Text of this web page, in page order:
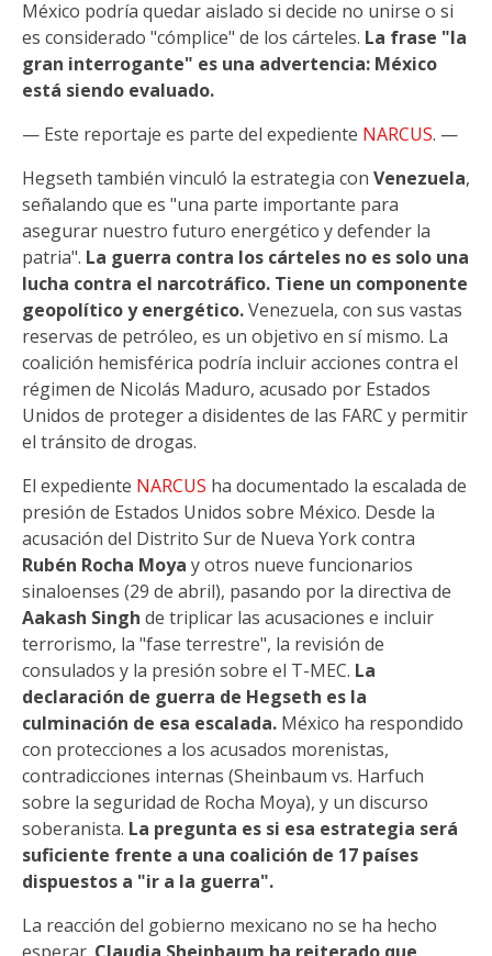
México podría quedar aislado si decide no unirse o si
es considerado "cómplice" de los cárteles. La frase "la
gran interrogante" es una advertencia: México
está siendo evaluado.
— Este reportaje es parte del expediente NARCUS. —
Hegseth también vinculó la estrategia con Venezuela,
señalando que es "una parte importante para
asegurar nuestro futuro energético y defender la
patria". La guerra contra los cárteles no es solo una
lucha contra el narcotráfico. Tiene un componente
geopolítico y energético.Venezuela, con sus vastas
reservas de petróleo, es un objetivo en sí mismo. La
coalición hemisférica podría incluir acciones contra el
régimen de Nicolás Maduro, acusado por Estados
Unidos de proteger a disidentes de las FARC y permitir
el tránsito de drogas.
El expediente NARCUS ha documentado la escalada de
presión de Estados Unidos sobre México. Desde la
acusación del Distrito Sur de Nueva York contra
Rubén Rocha Moya y otros nueve funcionarios
sinaloenses (29 de abril), pasando por la directiva de
Aakash Singh de triplicar las acusaciones e incluir
terrorismo, la "fase terrestre", la revisión de
consulados y la presión sobre el T-MEC. La
declaración de guerra de Hegseth es la
culminación de esa escalada. México ha respondido
con protecciones a los acusados morenistas,
contradicciones internas (Sheinbaum vs. Harfuch
sobre la seguridad de Rocha Moya), y un discurso
soberanista. La pregunta es si esa estrategia será
suficiente frente a una coalición de 17 países
dispuestos a "ir a la guerra".
La reacción del gobierno mexicano no se ha hecho